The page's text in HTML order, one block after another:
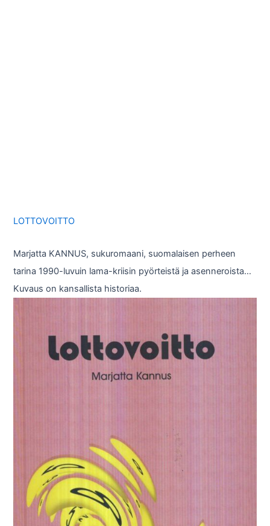
LOTTOVOITTO
Marjatta KANNUS, sukuromaani, suomalaisen perheen
tarina 1990-luvuin lama-kriisin pyörteistä ja asenneroista…
Kuvaus on kansallista historiaa.